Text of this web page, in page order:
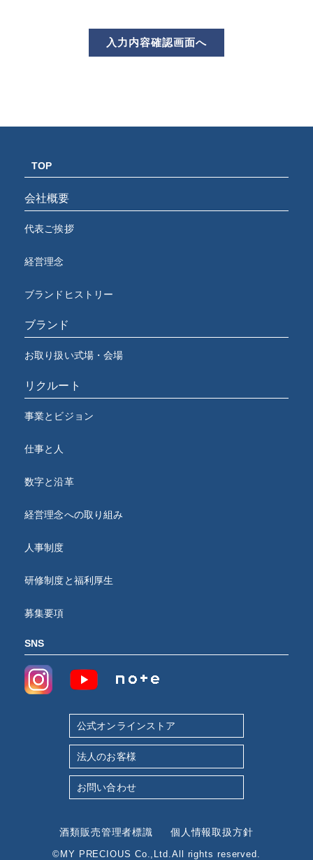
TOP
会社概要
代表ご挨拶
経営理念
ブランドヒストリー
ブランド
お取り扱い式場・会場
リクルート
事業とビジョン
仕事と人
数字と沿革
経営理念への取り組み
人事制度
研修制度と福利厚生
募集要項
SNS
公式オンラインストア
法人のお客様
お問い合わせ
酒類販売管理者標識 個人情報取扱方針
©MY PRECIOUS Co.,Ltd.All rights reserved.